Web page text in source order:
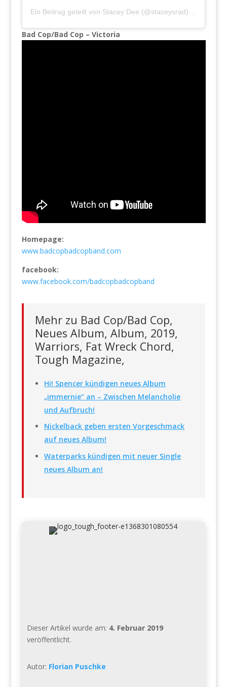
Ein Beitrag geteilt von Stacey Dee (@staceysrad) am
Bad Cop/Bad Cop – Victoria
Homepage:
www.badcopbadcopband.com
facebook:
www.facebook.com/badcopbadcopband
Mehr zu Bad Cop/Bad Cop,
Neues Album, Album, 2019,
Warriors, Fat Wreck Chord,
Tough Magazine,
Hi! Spencer kündigen neues Album
„immernie“ an – Zwischen Melancholie
und Aufbruch!
Nickelback geben ersten Vorgeschmack
auf neues Album!
Waterparks kündigen mit neuer Single
neues Album an!
Dieser Artikel wurde am: 4. Februar 2019
veröffentlicht.
Autor: Florian Puschke